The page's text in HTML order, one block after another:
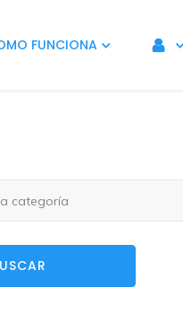
FUNCIONA
categoría